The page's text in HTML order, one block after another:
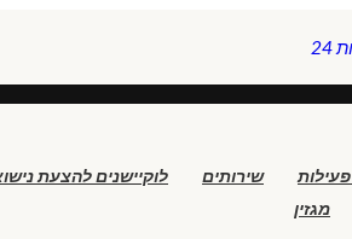
פעילות שירותים לוקיישנים להצעת
מגזין